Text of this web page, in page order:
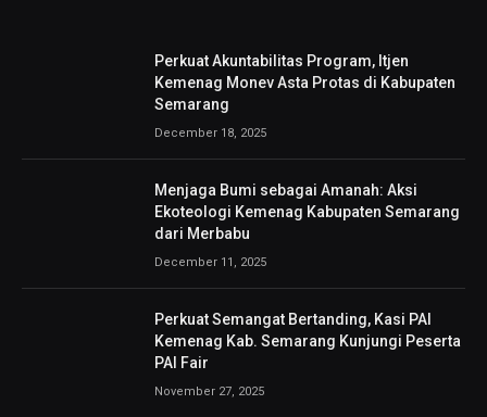
Perkuat Akuntabilitas Program, Itjen
Kemenag Monev Asta Protas di Kabupaten
Semarang
December 18, 2025
Menjaga Bumi sebagai Amanah: Aksi
Ekoteologi Kemenag Kabupaten Semarang
dari Merbabu
December 11, 2025
Perkuat Semangat Bertanding, Kasi PAI
Kemenag Kab. Semarang Kunjungi Peserta
PAI Fair
November 27, 2025